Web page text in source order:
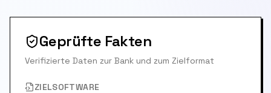
Geprüfte Fakten
Verifizierte Daten zur Bank und zum Zielformat
ZIELSOFTWARE